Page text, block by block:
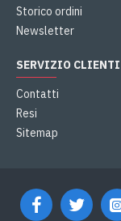
Storico ordini
Newsletter
SERVIZIO CLIENTI
Contatti
Resi
Sitemap